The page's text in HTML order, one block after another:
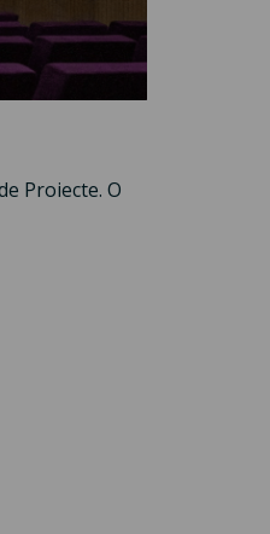
Proiecte. O